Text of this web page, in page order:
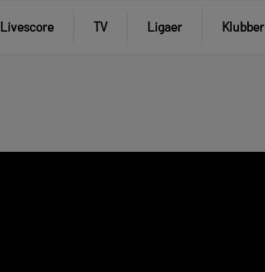
Livescore TV Ligaer Klubber